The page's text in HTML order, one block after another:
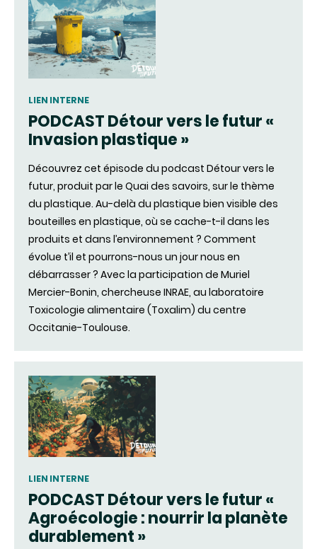
LIEN INTERNE
PODCAST Détour vers le futur «
Invasion plastique »
Découvrez cet épisode du podcast Détour vers le
futur, produit par le Quai des savoirs, sur le thème
du plastique. Au-delà du plastique bien visible des
bouteilles en plastique, où se cache-t-il dans les
produits et dans l’environnement ? Comment
évolue t’il et pourrons-nous un jour nous en
débarrasser ? Avec la participation de Muriel
Mercier-Bonin, chercheuse INRAE, au laboratoire
Toxicologie alimentaire (Toxalim) du centre
Occitanie-Toulouse.
LIEN INTERNE
PODCAST Détour vers le futur «
Agroécologie : nourrir la planète
durablement »